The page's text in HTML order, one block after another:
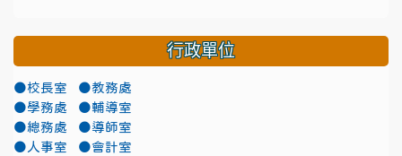
行政單位
●校長室
●教務處
●學務處
●輔導室
●總務處
●導師室
●人事室
●會計室